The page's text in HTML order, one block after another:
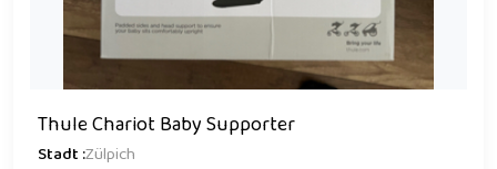
Thule Chariot Baby Supporter
Stadt :Zülpich